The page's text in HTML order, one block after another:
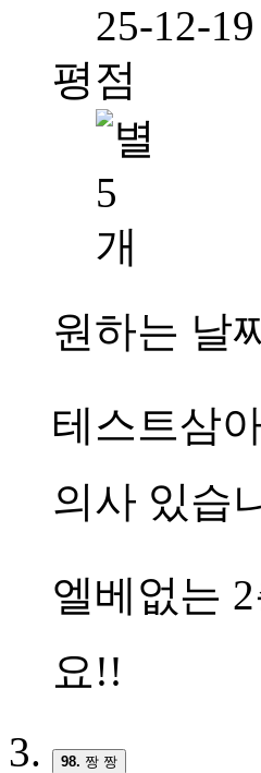
25-12-19
평점
원하는 날
테스트삼
의사 있습
엘베없는
요!!
98. 짱 짱